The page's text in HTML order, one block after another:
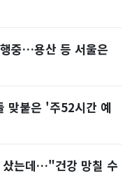
중…용산 등 서울은
맞붙은 '주52시간 예
는데…"건강 망칠 수